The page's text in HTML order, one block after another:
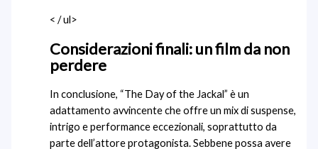
< / ul>
Considerazioni finali: un film da non
perdere
In conclusione, “The Day of the Jackal” è un
adattamento avvincente che offre un mix di suspense,
intrigo e performance eccezionali, soprattutto da
parte dell’attore protagonista. Sebbene possa avere